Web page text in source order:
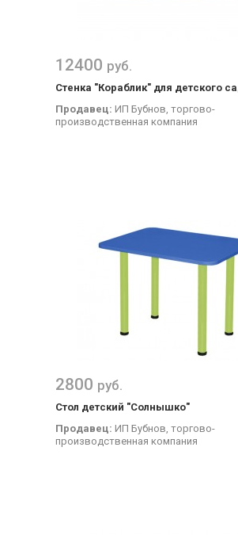
12400 руб.
Стенка "Кораблик" для детского
Продавец: ИП Бубнов, торгово-
производственная компания
2800 руб.
Стол детский "Солнышко"
Продавец: ИП Бубнов, торгово-
производственная компания